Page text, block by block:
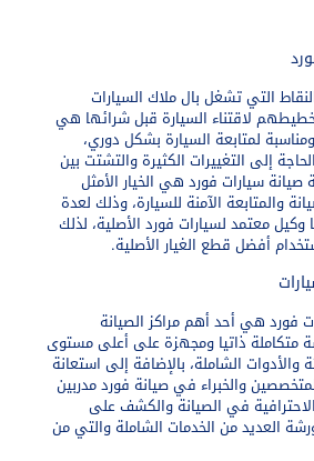
التي تشغل بال ملاك السيارات
لاقتناء السيارة قبل شرائها هي
لمتابعة السيارة بشكل دوري،
إلى التغييرات الكثيرة والتشتت بين
صيانة سيارات فورد هي الخيار الأمثل
والمتابعة الآمنة للسيارة، وذلك لعدة
معتمد لسيارات فورد الأصلية، لذلك
أفضل قطع الغيار الأصلية.
فورد هي أحد أهم مراكز الصيانة
متكاملة ذاتيا ومجهزة على أعلى مستوى
الشاملة، بالإضافة إلى استعانة
والخبراء في صيانة فورد مدربين
في الصيانة والكشف على
العديد من الخدمات الشاملة والتي من